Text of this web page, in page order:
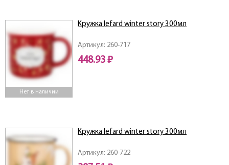
Нет в наличии
Артикул: 260-717
Кружка lefard winter story 300мл
448.93 ₽
Артикул: 260-722
Кружка lefard winter story 300мл